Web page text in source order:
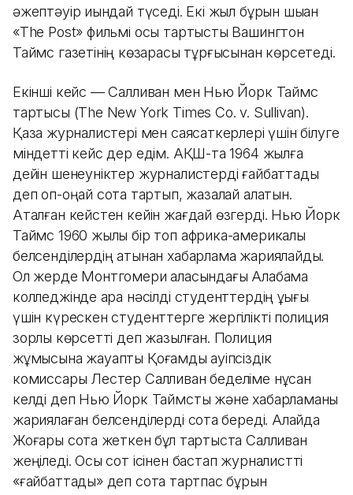
әжептәуір қиындай түседі. Екі жыл бұрын шыққан
«The Post» фильмі осы тартысты Вашингтон
Таймс газетінің көзқарасы тұрғысынан көрсетеді.
Екінші кейс — Салливан мен Нью Йорк Таймс
тартысы (The New York Times Co. v. Sullivan).
Қазақ журналистері мен саясаткерлері үшін білуге
міндетті кейс дер едім. АҚШ-та 1964 жылға
дейін шенеуніктер журналистерді ғайбаттады
деп оп-оңай сотқа тартып, жазалай алатын.
Аталған кейстен кейін жағдай өзгерді. Нью Йорк
Таймс 1960 жылы бір топ африка-америкалық
белсенділердің атынан хабарлама жариялайды.
Ол жерде Монтгомери қаласындағы Алабама
колледжінде қара нәсілді студенттердің құқығы
үшін күрескен студенттерге жергілікті полиция
зорлық көрсетті деп жазылған. Полиция
жұмысына жауапты Қоғамдық қауіпсіздік
комиссары Лестер Салливан беделіме нұқсан
келді деп Нью Йорк Таймсты және хабарламаны
жариялаған белсенділерді сотқа береді. Алайда
Жоғары сотқа жеткен бұл тартыста Салливан
жеңіледі. Осы сот ісінен бастап журналистті
«ғайбаттады» деп сотқа тартпас бұрын